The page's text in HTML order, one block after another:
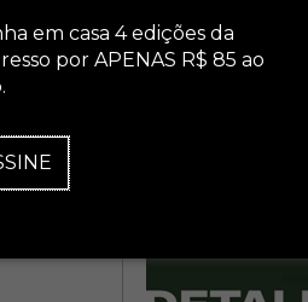
em casa 4 edições da
por APENAS R$ 85 ao
Especiais
Análisepor